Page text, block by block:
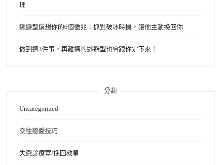
理
逃避型還想你的6個徵兆：抓對破冰時機，讓他主動挽回你
做到這3件事，再難搞的逃避型也會跟你定下來！
分類
Uncategorized
交往戀愛技巧
失戀診療室/挽回救星